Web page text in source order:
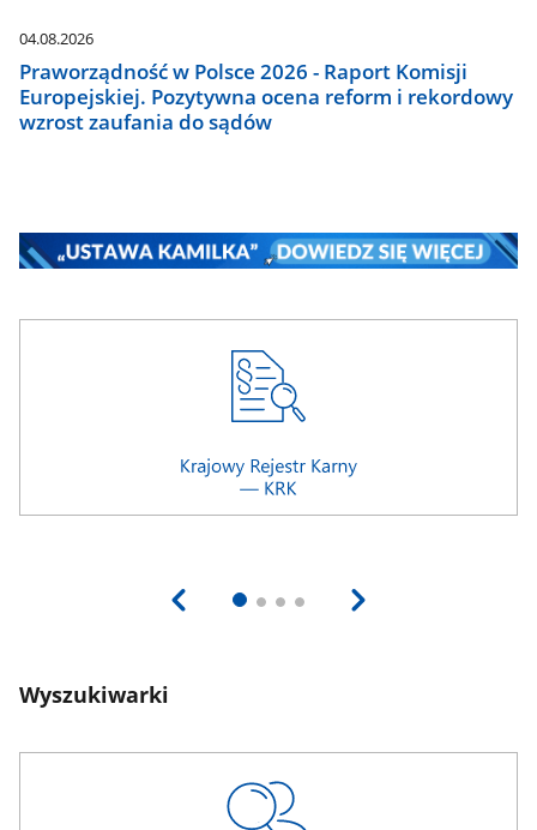
04.08.2026
Praworządność w Polsce 2026 - Raport Komisji
Europejskiej. Pozytywna ocena reform i rekordowy
wzrost zaufania do sądów
Wyszukiwarki